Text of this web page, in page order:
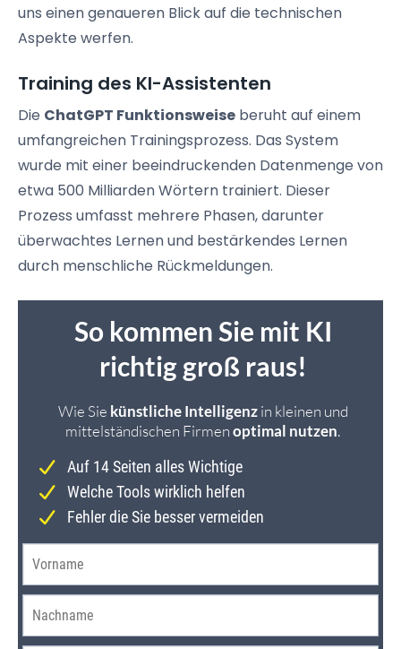
uns einen genaueren Blick auf die technischen
Aspekte werfen.
Training des KI-Assistenten
Die ChatGPT Funktionsweise beruht auf einem
umfangreichen Trainingsprozess. Das System
wurde mit einer beeindruckenden Datenmenge von
etwa 500 Milliarden Wörtern trainiert. Dieser
Prozess umfasst mehrere Phasen, darunter
überwachtes Lernen und bestärkendes Lernen
durch menschliche Rückmeldungen.